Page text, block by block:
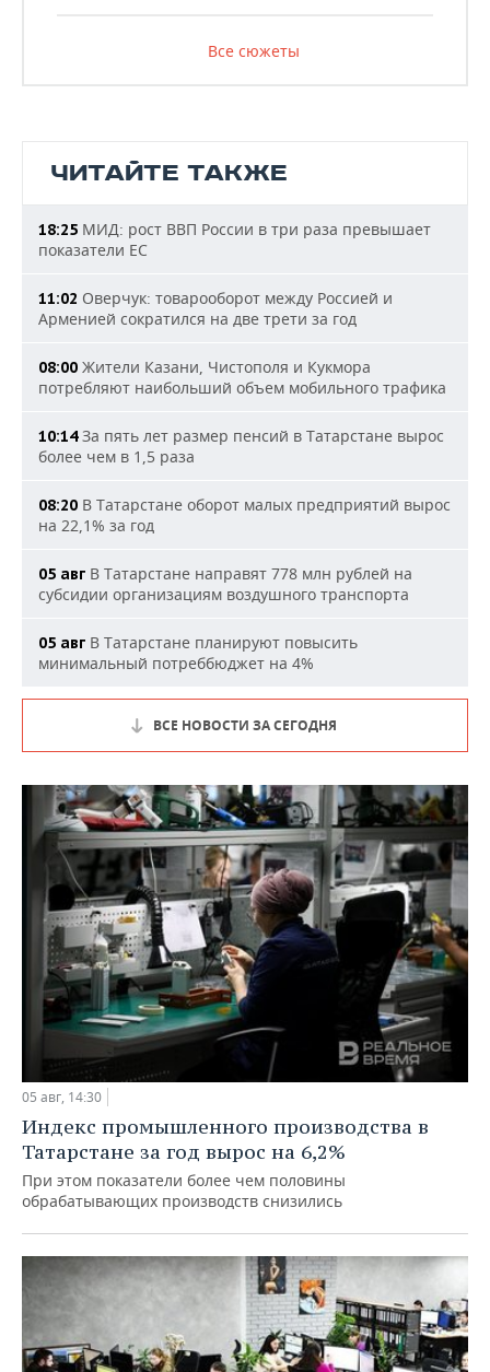
Все сюжеты
ЧИТАЙТЕ ТАКЖЕ
18:25 МИД: рост ВВП России в три раза превышает
показатели ЕС
11:02 Оверчук: товарооборот между Россией и
Арменией сократился на две трети за год
08:00 Жители Казани, Чистополя и Кукмора
потребляют наибольший объем мобильного трафика
10:14За пять лет размер пенсий в Татарстане вырос
более чем в 1,5 раза
08:20 В Татарстане оборот малых предприятий вырос
на 22,1% за год
05 авг В Татарстане направят 778 млн рублей на
субсидии организациям воздушного транспорта
05 авг В Татарстане планируют повысить
минимальный потреббюджет на 4%
ВСЕ НОВОСТИ ЗА СЕГОДНЯ
05 авг, 14:30
Индекс промышленного производства в
Татарстане за год вырос на 6,2%
При этом показатели более чем половины
обрабатывающих производств снизились